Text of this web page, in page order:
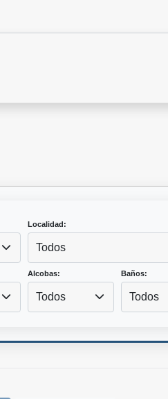
Localidad:
Todos
Alcobas:
Todos
Baños:
Todos